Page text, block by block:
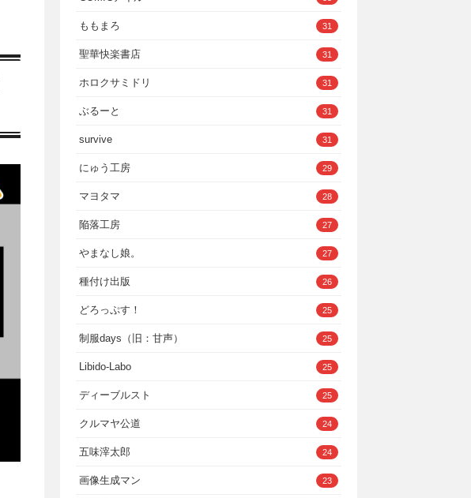
ももまろ 31
聖華快楽書店 31
ホロクサミドリ 31
ぶるーと 31
survive 31
にゅう工房 29
マヨタマ 28
陥落工房 27
やまなし娘。 27
種付け出版 26
どろっぷす！ 25
制服days（旧：甘声） 25
Libido-Labo 25
ディーブルスト 25
クルマヤ公道 24
五味滓太郎 24
画像生成マン 23